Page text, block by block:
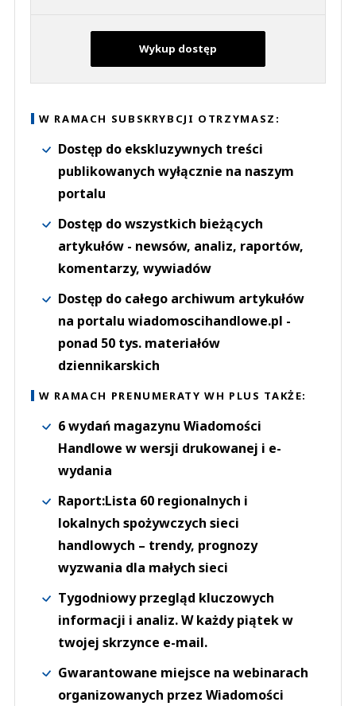
Wykup dostęp
W RAMACH SUBSKRYBCJI OTRZYMASZ:
Dostęp do ekskluzywnych treści
publikowanych wyłącznie na naszym
portalu
Dostęp do wszystkich bieżących
artykułów - newsów, analiz, raportów,
komentarzy, wywiadów
Dostęp do całego archiwum artykułów
na portalu wiadomoscihandlowe.pl -
ponad 50 tys. materiałów
dziennikarskich
W RAMACH PRENUMERATY WH PLUS TAKŻE:
6 wydań magazynu Wiadomości
Handlowe w wersji drukowanej i e-
wydania
Raport:Lista 60 regionalnych i
lokalnych spożywczych sieci
handlowych – trendy, prognozy
wyzwania dla małych sieci
Tygodniowy przegląd kluczowych
informacji i analiz. W każdy piątek w
twojej skrzynce e-mail.
Gwarantowane miejsce na webinarach
organizowanych przez Wiadomości